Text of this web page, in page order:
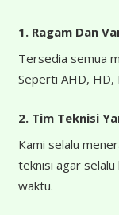
1. Ragam Dan
Tersedia semua
Seperti AHD, HD,
2. Tim Teknisi
Kami selalu
teknisi agar
waktu.